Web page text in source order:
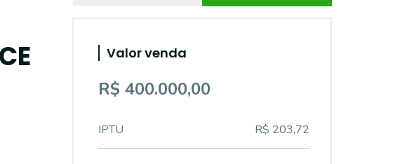
Valor venda
R$ 400.000,00
IPTU R$ 203,72